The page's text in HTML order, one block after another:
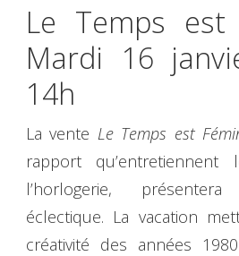
Le Temps
Mardi 16
14h
La vente Le Temps est
rapport qu’entretiennent
l’horlogerie,
éclectique. La vacation
créativité des années